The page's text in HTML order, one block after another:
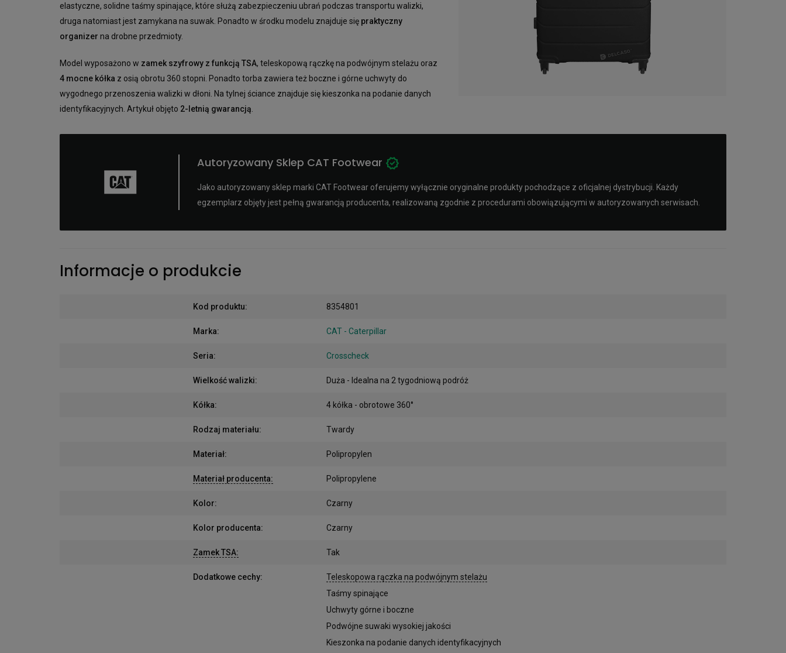
elastyczne, solidne taśmy spinające, które służą zabezpieczeniu ubrań podczas transportu walizki,
druga natomiast jest zamykana na suwak. Ponadto w środku modelu znajduje się praktyczny
organizer na drobne przedmioty.
Model wyposażono w zamek szyfrowy z funkcją TSA, teleskopową rączkę na podwójnym stelażu oraz
4 mocne kółka z osią obrotu 360 stopni. Ponadto torba zawiera też boczne i górne uchwyty do
wygodnego przenoszenia walizki w dłoni. Na tylnej ściance znajduje się kieszonka na podanie danych
identyfikacyjnych. Artykuł objęto 2-letnią gwarancją
Autoryzowany Sklep CAT Footwear
Jako autoryzowany sklep marki CAT Footwear oferujemy wyłącznie oryginalne produkty pochodzące z oficjalnej dystrybucji. Każdy
egzemplarz objęty jest pełną gwarancją producenta, realizowaną zgodnie z procedurami obowiązującymi w autoryzowanych serwisach.
Informacje o produkcie
Kod produktu: 8354801
Marka: CAT - Caterpillar
Seria: Crosscheck
Wielkość walizki: Duża - Idealna na 2 tygodniową podróż
Kółka: 4 kółka - obrotowe 360°
Rodzaj materiału: Twardy
Materiał: Polipropylen
Materiał producenta: Polipropylene
Kolor: Czarny
Kolor producenta: Czarny
Zamek TSA: Tak
Dodatkowe cechy:
Teleskopowa rączka na podwójnym stelażu
Taśmy spinające
Uchwyty górne i boczne
Podwójne suwaki wysokiej jakości
Kieszonka na podanie danych identyfikacyjnych